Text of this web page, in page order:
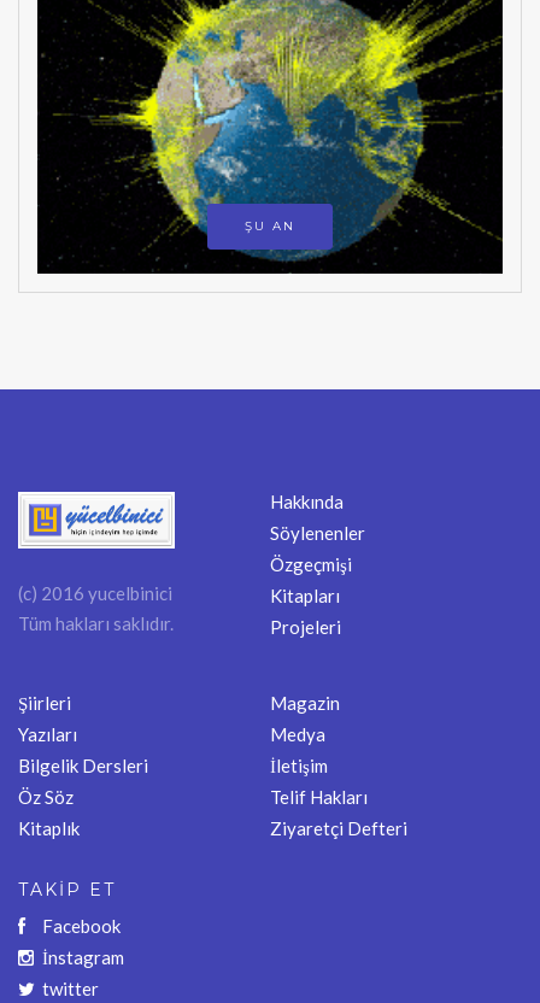
ŞU AN
(c) 2016 yucelbinici
Tüm hakları saklıdır.
Hakkında
Söylenenler
Özgeçmişi
Kitapları
Projeleri
Şiirleri
Yazıları
Bilgelik Dersleri
Öz Söz
Kitaplık
Magazin
Medya
İletişim
Telif Hakları
Ziyaretçi Defteri
TAKİP ET
Facebook
İnstagram
twitter